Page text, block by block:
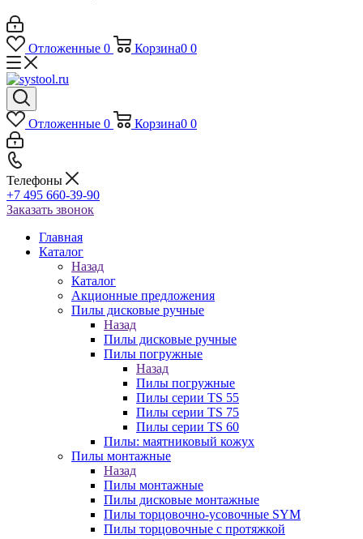
Отложенные 0 Корзина0 0
Отложенные 0 Корзина0 0
Телефоны
+7 495 660-39-90
Заказать звонок
Главная
Каталог
Назад
Каталог
Акционные предложения
Пилы дисковые ручные
Назад
Пилы дисковые ручные
Пилы погружные
Назад
Пилы погружные
Пилы серии TS 55
Пилы серии TS 75
Пилы серии TS 60
Пилы: маятниковый кожух
Пилы монтажные
Назад
Пилы монтажные
Пилы дисковые монтажные
Пилы торцовочно-усовочные SYM
Пилы торцовочные с протяжкой